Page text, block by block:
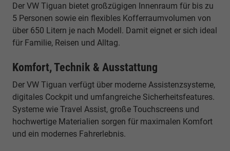
Der VW Tiguan bietet großzügigen Innenraum für bis zu
5 Personen sowie ein flexibles Kofferraumvolumen von
über 650 Litern je nach Modell. Damit eignet er sich ideal
für Familie, Reisen und Alltag.
Komfort, Technik & Ausstattung
Der VW Tiguan verfügt über moderne Assistenzsysteme,
digitales Cockpit und umfangreiche Sicherheitsfeatures.
Systeme wie Travel Assist, große Touchscreens und
hochwertige Materialien sorgen für maximalen Komfort
und ein modernes Fahrerlebnis.